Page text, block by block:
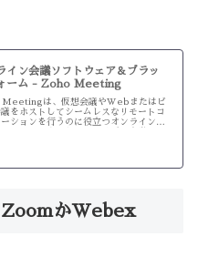
イン会議ソフトウェア＆プラッ
ォーム - Zoho Meeting
は、仮想会議やWebまたはビ
をホストしてシームレスなリモートコ
ーションを行うのに役立つオンライン会
ZoomかWebex